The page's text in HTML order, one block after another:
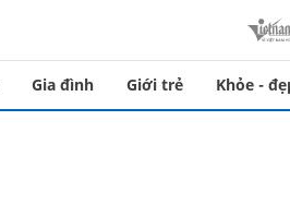
Gia đình Giới trẻ Khỏe -